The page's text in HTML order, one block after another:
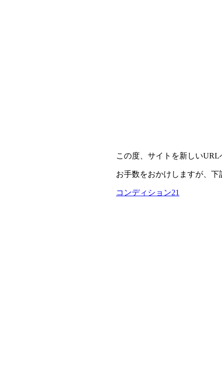
この度、サイトを新しい
お手数をおかけしますが、
コンディション21